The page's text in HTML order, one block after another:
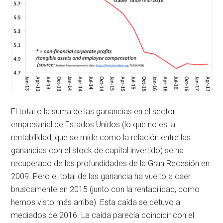
El total o la suma de las ganancias en el sector
empresarial de Estados Unidos (lo que no es la
rentabilidad, que se mide como la relación entre las
ganancias con el stock de capital invertido) se ha
recuperado de las profundidades de la Gran Recesión en
2009. Pero el total de las ganancia ha vuelto a caer
bruscamente en 2015 (junto con la rentabilidad, como
hemos visto más arriba). Esta caída se detuvo a
mediados de 2016. La caída parecía coincidir con el